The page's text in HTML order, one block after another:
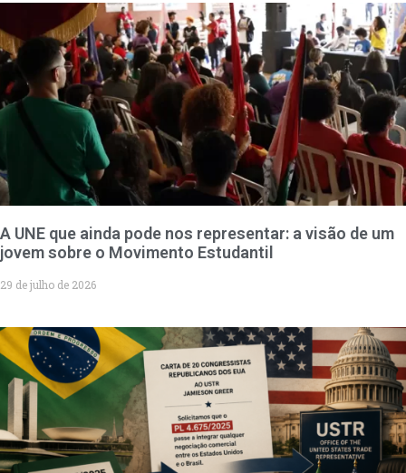
A UNE que ainda pode nos representar: a visão de um
jovem sobre o Movimento Estudantil
29 de julho de 2026